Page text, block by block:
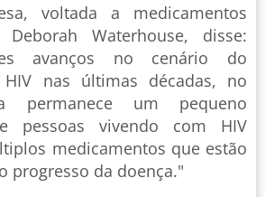
voltada a medicamentos
Waterhouse, disse:
avanços no cenário do
nas últimas décadas, no
permanece um pequeno
pessoas vivendo com HIV
medicamentos que estão
progresso da doença."